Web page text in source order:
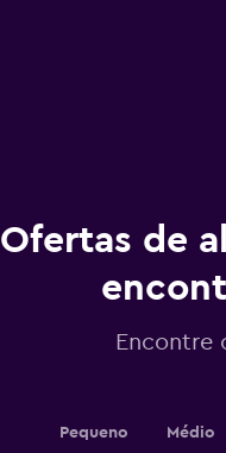
Y
axis
displaying
values.
Ofertas de
Encontre
Pequeno Médio